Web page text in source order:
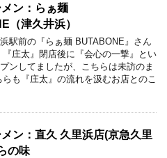
ン：らぁ麺
（津久井浜）
駅前の『らぁ麺 BUTABONE』さん
庄太』閉店後に『会心の一撃』とい
ンしてましたが、こちらは未訪のま
も『庄太』の流れを汲むお店とのこ
ン：直久 久里浜店(京急久里
の味